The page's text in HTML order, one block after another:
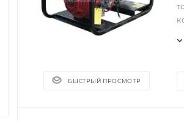
БЫСТРЫЙ ПРОСМОТР